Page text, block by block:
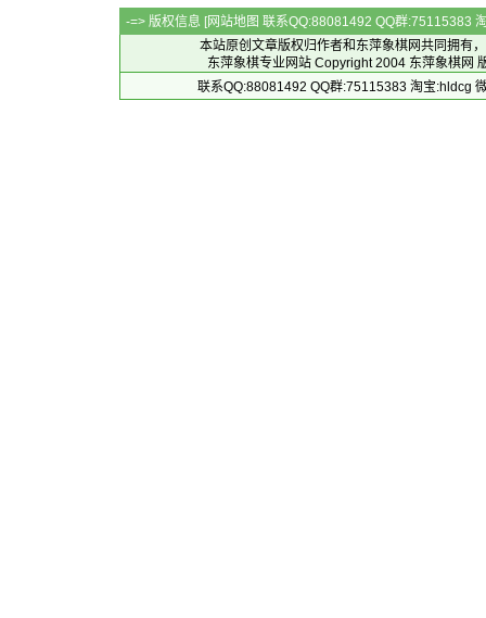
-=> 版权信息 [网站地图 联系QQ:88081492 QQ群:75115383
本站原创文章版权归作者和 东萍象棋网共同拥有
东萍象棋专业网站 Copyright 2004 东萍象棋网
联系QQ:88081492 QQ群:75115383 淘宝:hldcg